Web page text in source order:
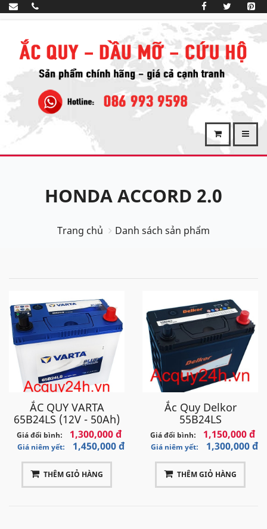
HONDA ACCORD 2.0
Trang chủ Danh sách sản phẩm
ẮC QUY VARTA
65B24LS (12V - 50Ah)
Giá đổi bình: 1,300,000 đ
Giá niêm yết: 1,450,000 đ
THÊM GIỎ HÀNG
Ắc Quy Delkor
55B24LS
Giá đổi bình: 1,150,000 đ
Giá niêm yết: 1,300,000 đ
THÊM GIỎ HÀNG